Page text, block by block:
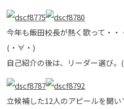
今年も飯田校長が熱く歌って・・
(・∀・)
自己紹介の後は、リーダー選び
立候補した12人のアピールを聞